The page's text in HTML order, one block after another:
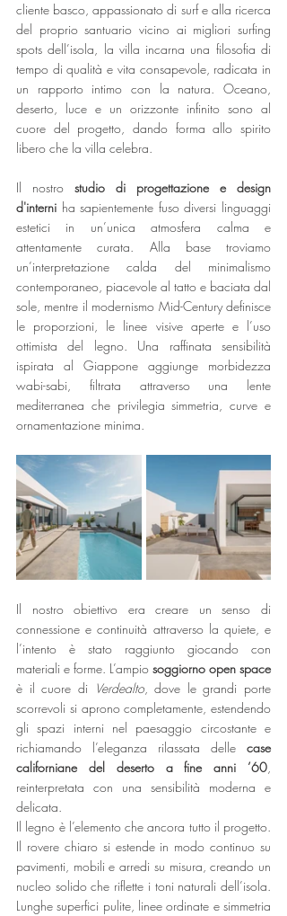
cliente basco, appassionato di surf e alla ricerca
del proprio santuario vicino ai migliori surfing
spots dell’isola, la villa incarna una filosofia di
tempo di qualità e vita consapevole, radicata in
un rapporto intimo con la natura. Oceano,
deserto, luce e un orizzonte infinito sono al
cuore del progetto, dando forma allo spirito
libero che la villa celebra.
Il nostro studio di progettazione e design
d'interni ha sapientemente fuso diversi linguaggi
estetici in un’unica atmosfera calma e
attentamente curata. Alla base troviamo
un’interpretazione calda del minimalismo
contemporaneo, piacevole al tatto e baciata dal
sole, mentre il modernismo Mid-Century definisce
le proporzioni, le linee visive aperte e l’uso
ottimista del legno. Una raffinata sensibilità
ispirata al Giappone aggiunge morbidezza
wabi-sabi, filtrata attraverso una lente
mediterranea che privilegia simmetria, curve e
ornamentazione minima.
Il nostro obiettivo era creare un senso di
connessione e continuità attraverso la quiete, e
l’intento è stato raggiunto giocando con
materiali e forme. L’ampio soggiorno open space
è il cuore di Verdealto, dove le grandi porte
scorrevoli si aprono completamente, estendendo
gli spazi interni nel paesaggio circostante e
richiamando l’eleganza rilassata delle case
californiane del deserto a fine anni ’60,
reinterpretata con una sensibilità moderna e
delicata.
Il legno è l’elemento che ancora tutto il progetto.
Il rovere chiaro si estende in modo continuo su
pavimenti, mobili e arredi su misura, creando un
nucleo solido che riflette i toni naturali dell’isola.
Lunghe superfici pulite, linee ordinate e simmetria